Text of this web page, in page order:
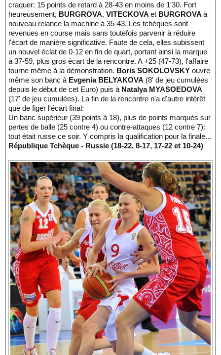
craquer: 15 points de retard à 28-43 en moins de 1'30. Fort
heureusement, BURGROVA, VITECKOVA et BURGROVA à
nouveau relance la machine à 35-43. Les tchèques sont
revenues en course mais sans toutefois parvenir à réduire
l'écart de manière significative. Faute de cela, elles subissent
un nouvel éclat de 0-12 en fin de quart, portant ainsi la marque
à 37-59, plus gros écart de la rencontre. A +25 (47-73), l'affaire
tourne même à la démonstration. Boris SOKOLOVSKY ouvre
même son banc à Evgenia BELYAKOVA (8' de jeu cumulées
depuis le début de cet Euro) puis à Natalya MYASOEDOVA
(17' de jeu cumulées). La fin de la rencontre n'a d'autre intérêt
que de figer l'écart final:
Un banc supérieur (39 points à 18), plus de points marqués sur
pertes de balle (25 contre 4) ou contre-attaques (12 contre 7):
tout était russe ce soir. Y compris la qualification pour la finale...
République Tchèque - Russie (18-22, 8-17, 17-22 et 10-24)